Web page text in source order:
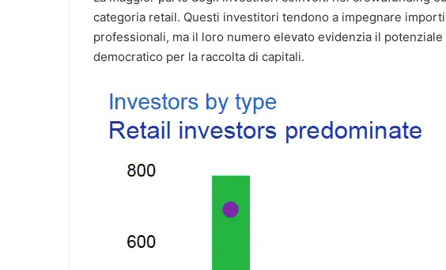
categoria retail. Questi investitori tendono a impegnare
professionali, ma il loro numero elevato evidenzia il
democratico per la raccolta di capitali.